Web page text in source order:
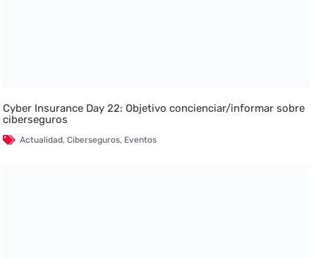
Cyber Insurance Day 22: Objetivo concienciar/informar sobre
ciberseguros
Actualidad,Ciberseguros, Eventos